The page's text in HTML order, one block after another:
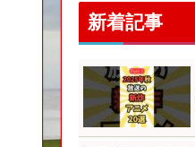
新着記事